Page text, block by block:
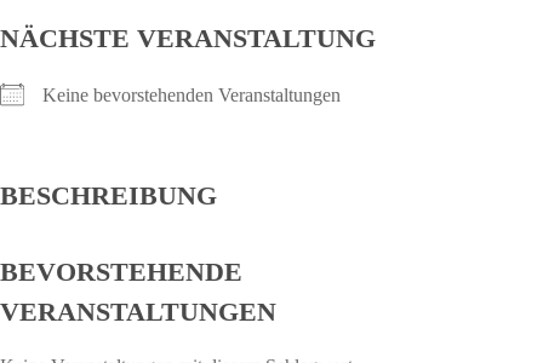
NÄCHSTE VERANSTALTUNG
Keine bevorstehenden Veranstaltungen
BESCHREIBUNG
BEVORSTEHENDE
VERANSTALTUNGEN